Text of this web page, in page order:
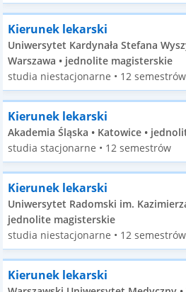
Kierunek lekarski
Uniwersytet Kardynała Stefana
Warszawa • jednolite magisterskie
studia niestacjonarne • 12 semestrów
Kierunek lekarski
Akademia Śląska • Katowice •
studia stacjonarne • 12 semestrów
Kierunek lekarski
Uniwersytet Radomski im.
jednolite magisterskie
studia niestacjonarne • 12 semestrów
Kierunek lekarski